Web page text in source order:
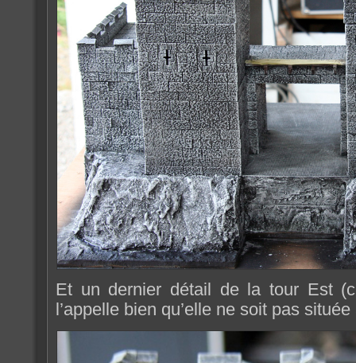
Et un dernier détail de la tour Est
l’appelle bien qu’elle ne soit pas